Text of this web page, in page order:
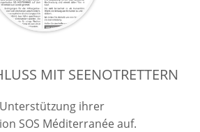
MIT SEENOTRETTERN
ihrer
SOS Méditerranée auf.